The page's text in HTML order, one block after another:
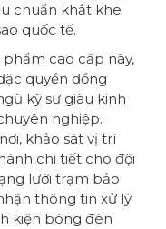
chuẩn khắt khe
quốc tế.
cao cấp này,
quyền đồng
kỹ sư giàu kinh
nghiệp.
khảo sát vị trí
chi tiết cho đội
lưới trạm bảo
thông tin xử lý
kiện bóng đèn